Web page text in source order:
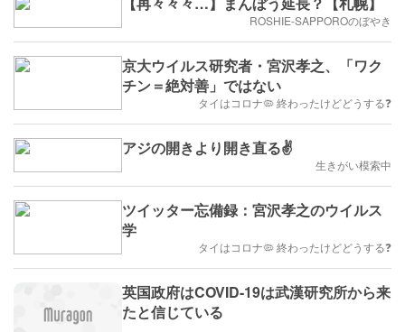
ROSHIE-SAPPOROのぼやき
京大ウイルス研究者・宮沢孝之、「ワク
チン＝絶対善」ではない
タイはコロナ🦠 終わったけどどうする❓
アジの開きより開き直る✌️
生きがい模索中
ツイッター忘備録：宮沢孝之のウイルス
学
タイはコロナ🦠 終わったけどどうする❓
英国政府はCOVID-19は武漢研究所から来
たと信じている